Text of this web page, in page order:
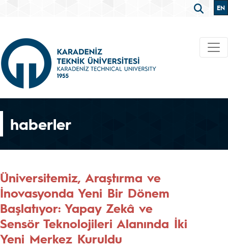
EN
haberler
Üniversitemiz, Araştırma ve
İnovasyonda Yeni Bir Dönem
Başlatıyor: Yapay Zekâ ve
Sensör Teknolojileri Alanında İki
Yeni Merkez Kuruldu